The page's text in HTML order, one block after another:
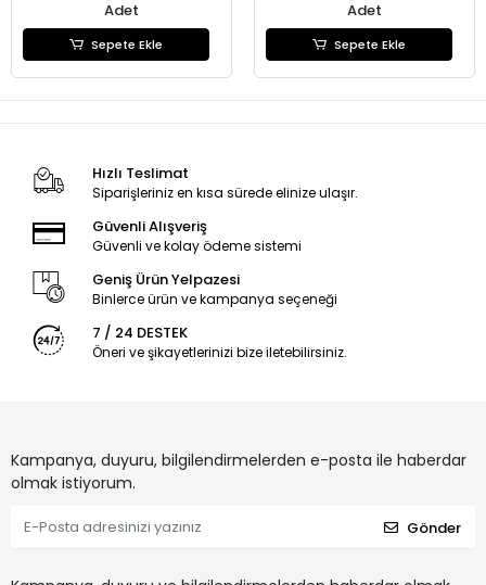
Adet
Sepete Ekle
Adet
Sepete Ekle
Hızlı Teslimat
Siparişleriniz en kısa sürede elinize ulaşır.
Güvenli Alışveriş
Güvenli ve kolay ödeme sistemi
Geniş Ürün Yelpazesi
Binlerce ürün ve kampanya seçeneği
7 / 24 DESTEK
Öneri ve şikayetlerinizi bize iletebilirsiniz.
Kampanya, duyuru, bilgilendirmelerden e-posta ile haberdar
olmak istiyorum.
Gönder